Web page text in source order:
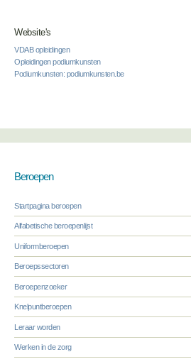
Website's
VDAB opleidingen
Opleidingen podiumkunsten
Podiumkunsten: podiumkunsten.be
Beroepen
Startpagina beroepen
Alfabetische beroepenlijst
Uniformberoepen
Beroepssectoren
Beroepenzoeker
Knelpuntberoepen
Leraar worden
Werken in de zorg